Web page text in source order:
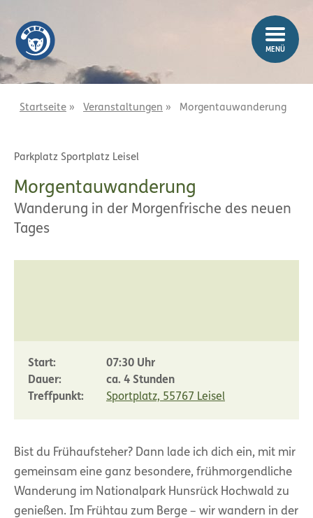
I
n
H
a
MENÜ
Startseite » Veranstaltungen » Morgentauwanderung
Parkplatz Sportplatz Leisel
Morgentauwanderung
Wanderung in der Morgenfrische des neuen
Tages
Start:
07:30 Uhr
Dauer:
ca. 4 Stunden
Treffpunkt:
Sportplatz, 55767 Leisel
Bist du Frühaufsteher? Dann lade ich dich ein, mit mir
gemeinsam eine ganz besondere, frühmorgendliche
Wanderung im Nationalpark Hunsrück Hochwald zu
genießen. Im Frühtau zum Berge – wir wandern in der